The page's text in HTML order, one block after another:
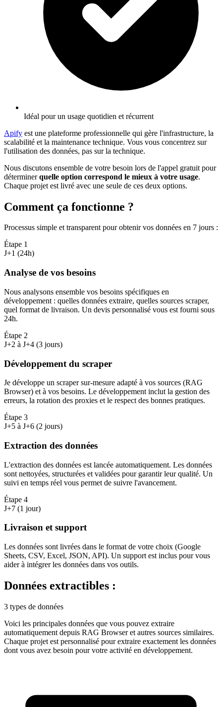
Idéal pour un usage quotidien et récurrent
Apify est une plateforme professionnelle qui gère l'infrastructure, la
scalabilité et la maintenance technique. Vous vous concentrez sur
l'utilisation des données, pas sur la technique.
Nous discutons ensemble de votre besoin lors de l'appel gratuit pour
déterminerquelle option correspond le mieux à votre usage.
Chaque projet est livré avec une seule de ces deux options.
Comment ça fonctionne ?
Processus simple et transparent pour obtenir vos données en 7 jours :
Étape 1
J+1 (24h)
Analyse de vos besoins
Nous analysons ensemble vos besoins spécifiques en
développement : quelles données extraire, quelles sources scraper,
quel format de livraison. Un devis personnalisé vous est fourni sous
24h.
Étape 2
J+2 à J+4 (3 jours)
Développement du scraper
Je développe un scraper sur-mesure adapté à vos sources (RAG
Browser) et à vos besoins. Le développement inclut la gestion des
erreurs, la rotation des proxies et le respect des bonnes pratiques.
Étape 3
J+5 à J+6 (2 jours)
Extraction des données
L'extraction des données est lancée automatiquement. Les données
sont nettoyées, structurées et validées pour garantir leur qualité. Un
suivi en temps réel vous permet de suivre l'avancement.
Étape 4
J+7 (1 jour)
Livraison et support
Les données sont livrées dans le format de votre choix (Google
Sheets, CSV, Excel, JSON, API). Un support est inclus pour vous
aider à intégrer les données dans vos outils.
Données extractibles :
3 types de données
Voici les principales données que vous pouvez extraire
automatiquement depuis RAG Browseret autres sources similaires.
Chaque projet est personnalisé pour extraire exactement les données
dont vous avez besoin pour votre activité en développement.